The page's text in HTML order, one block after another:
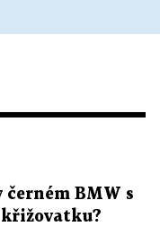
černém BMW s
křižovatku?